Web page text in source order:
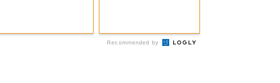
Recommended by